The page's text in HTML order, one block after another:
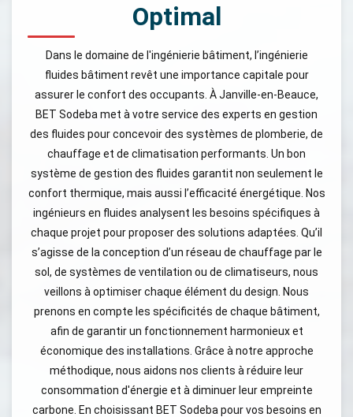
Optimal
Dans le domaine de l'ingénierie bâtiment, l’ingénierie
fluides bâtiment revêt une importance capitale pour
assurer le confort des occupants. À Janville-en-Beauce,
BET Sodeba met à votre service des experts en gestion
des fluides pour concevoir des systèmes de plomberie, de
chauffage et de climatisation performants. Un bon
système de gestion des fluides garantit non seulement le
confort thermique, mais aussi l’efficacité énergétique. Nos
ingénieurs en fluides analysent les besoins spécifiques à
chaque projet pour proposer des solutions adaptées. Qu’il
s’agisse de la conception d’un réseau de chauffage par le
sol, de systèmes de ventilation ou de climatiseurs, nous
veillons à optimiser chaque élément du design. Nous
prenons en compte les spécificités de chaque bâtiment,
afin de garantir un fonctionnement harmonieux et
économique des installations. Grâce à notre approche
méthodique, nous aidons nos clients à réduire leur
consommation d'énergie et à diminuer leur empreinte
carbone. En choisissant BET Sodeba pour vos besoins en